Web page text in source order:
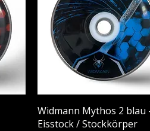
Widmann Mythos 2 blau
Eisstock / Stockkörper